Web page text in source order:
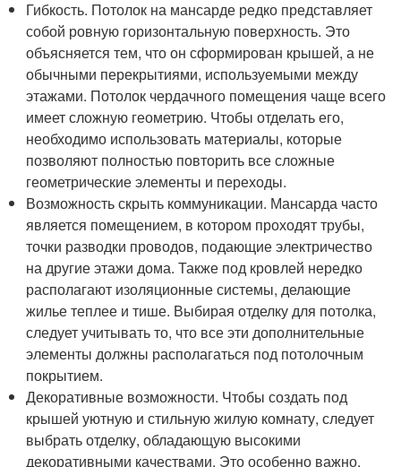
Гибкость. Потолок на мансарде редко представляет
собой ровную горизонтальную поверхность. Это
объясняется тем, что он сформирован крышей, а не
обычными перекрытиями, используемыми между
этажами. Потолок чердачного помещения чаще всего
имеет сложную геометрию. Чтобы отделать его,
необходимо использовать материалы, которые
позволяют полностью повторить все сложные
геометрические элементы и переходы.
Возможность скрыть коммуникации. Мансарда часто
является помещением, в котором проходят трубы,
точки разводки проводов, подающие электричество
на другие этажи дома. Также под кровлей нередко
располагают изоляционные системы, делающие
жилье теплее и тише. Выбирая отделку для потолка,
следует учитывать то, что все эти дополнительные
элементы должны располагаться под потолочным
покрытием.
Декоративные возможности. Чтобы создать под
крышей уютную и стильную жилую комнату, следует
выбрать отделку, обладающую высокими
декоративными качествами. Это особенно важно,